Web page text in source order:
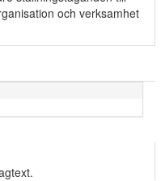
och verksamhet